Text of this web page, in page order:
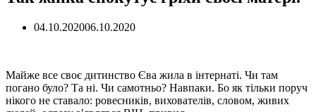
04.10.202006.10.2020
Майже все своє дитинство Єва жила в інтернаті. Чи там
погано було? Та ні. Чи самотньо? Навпаки. Бо як тільки поруч
нікого не ставало: ровесників, вихователів, словом, живих